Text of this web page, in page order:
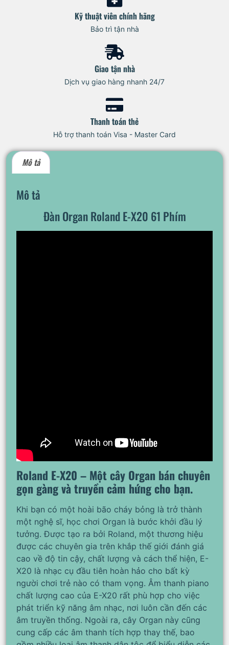
Kỹ thuật viên chính hãng
Bảo trì tận nhà
Giao tận nhà
Dịch vụ giao hàng nhanh 24/7
Thanh toán thẻ
Hỗ trợ thanh toán Visa - Master Card
Mô tả
Mô tả
Đàn Organ Roland E-X20 61 Phím
Roland E-X20 – Một cây Organ bán chuyên
gọn gàng và truyền cảm hứng cho bạn.
Khi bạn có một hoài bão cháy bỏng là trở thành
một nghệ sĩ, học chơi Organ là bước khởi đầu lý
tưởng. Được tạo ra bởi Roland, một thương hiệu
được các chuyên gia trên khắp thế giới đánh giá
cao về độ tin cậy, chất lượng và cách thể hiện, E-
X20 là nhạc cụ đầu tiên hoàn hảo cho bất kỳ
người chơi trẻ nào có tham vọng. Âm thanh piano
chất lượng cao của E-X20 rất phù hợp cho việc
phát triển kỹ năng âm nhạc, nơi luôn cần đến các
âm truyền thống. Ngoài ra, cây Organ này cũng
cung cấp các âm thanh tích hợp thay thế, bao